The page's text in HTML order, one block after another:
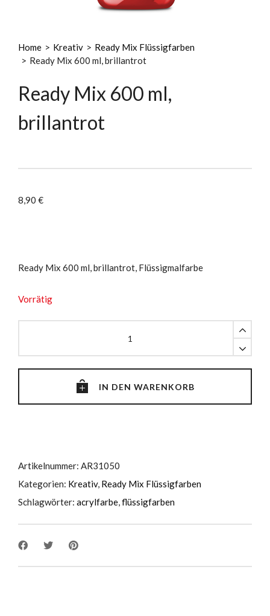
Home > Kreativ > Ready Mix Flüssigfarben
> Ready Mix 600 ml, brillantrot
Ready Mix 600 ml,
brillantrot
8,90 €
Ready Mix 600 ml, brillantrot, Flüssigmalfarbe
Vorrätig
600
ml,
IN DEN WARENKORB
Artikelnummer: AR31050
Kategorien: Kreativ, Ready Mix Flüssigfarben
Schlagwörter: acrylfarbe,flüssigfarben